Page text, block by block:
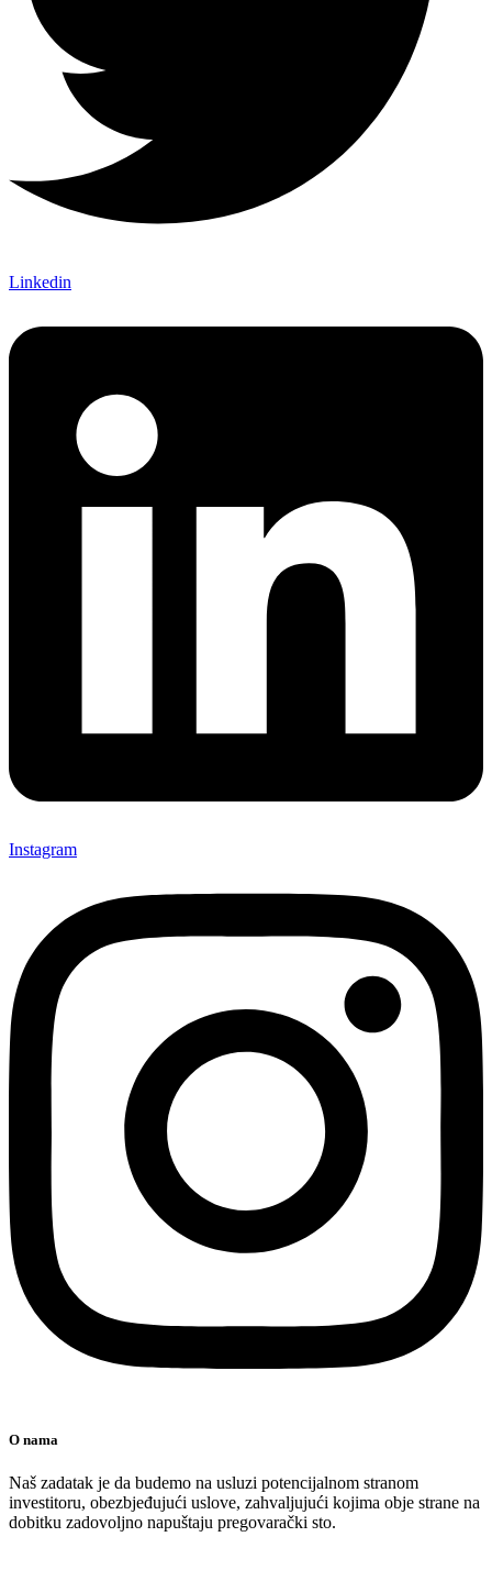
Linkedin
Instagram
O nama
Naš zadatak je da budemo na usluzi potencijalnom stranom
investitoru, obezbjeđujući uslove, zahvaljujući kojima obje strane na
dobitku zadovoljno napuštaju pregovarački sto.